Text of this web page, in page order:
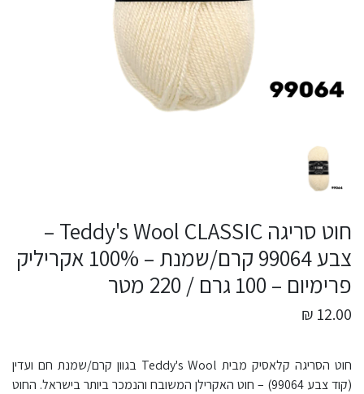
חוט סריגה Teddy's Wool CLASSIC –
צבע 99064 קרם/שמנת – 100% אקריליק
פרימיום – 100 גרם / 220 מטר
12.00 ₪
חוט הסריגה קלאסיק מבית Teddy's Wool בגוון קרם/שמנת חם ועדין
(קוד צבע 99064) – חוט האקרילן המשובח והנמכר ביותר בישראל. החוט